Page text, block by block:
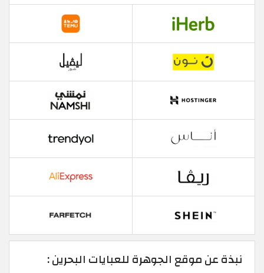
نبذة عن موقع الجوهرة للعبايات البحرين :